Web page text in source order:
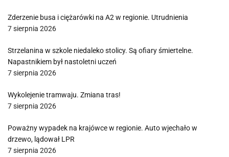
Zderzenie busa i ciężarówki na A2 w regionie. Utrudnienia
7 sierpnia 2026
Strzelanina w szkole niedaleko stolicy. Są ofiary śmiertelne.
Napastnikiem był nastoletni uczeń
7 sierpnia 2026
Wykolejenie tramwaju. Zmiana tras!
7 sierpnia 2026
Poważny wypadek na krajówce w regionie. Auto wjechało w
drzewo, lądował LPR
7 sierpnia 2026